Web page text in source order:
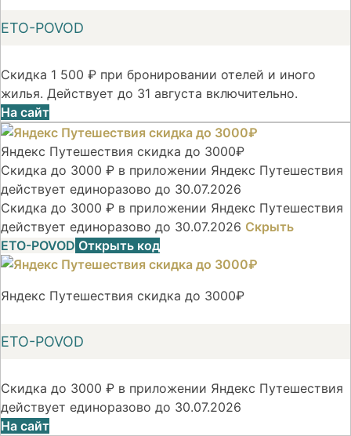
ETO-POVOD
Скидка 1 500 ₽ при бронировании отелей и иного
жилья. Действует до 31 августа включительно.
На сайт
Яндекс Путешествия скидка до 3000₽
Скидка до 3000 ₽ в приложении Яндекс Путешествия
действует единоразово до 30.07.2026
Скидка до 3000 ₽ в приложении Яндекс Путешествия
действует единоразово до 30.07.2026 Скрыть
ETO-POVOD Открыть код
Яндекс Путешествия скидка до 3000₽
ETO-POVOD
Скидка до 3000 ₽ в приложении Яндекс Путешествия
действует единоразово до 30.07.2026
На сайт